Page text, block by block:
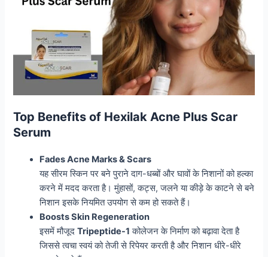
Top Benefits of Hexilak Acne Plus Scar
Serum
Fades Acne Marks & Scars
यह सीरम स्किन पर बने पुराने दाग-धब्बों और घावों के निशानों को हल्का
करने में मदद करता है। मुंहासों, कट्स, जलने या कीड़े के काटने से बने
निशान इसके नियमित उपयोग से कम हो सकते हैं।
Boosts Skin Regeneration
इसमें मौजूदTripeptide-1 कोलेजन के निर्माण को बढ़ावा देता है
जिससे त्वचा स्वयं को तेजी से रिपेयर करती है और निशान धीरे-धीरे